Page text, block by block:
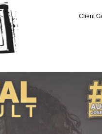
Client